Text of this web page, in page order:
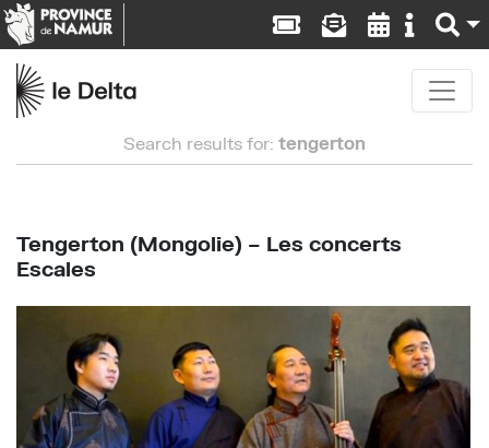
Search results for: tengerton
Tengerton (Mongolie) – Les concerts
Escales